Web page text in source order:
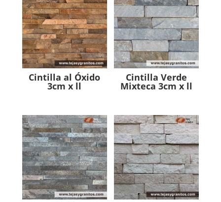
Cintilla al Óxido
3cm x ll
Cintilla Verde
Mixteca 3cm x ll